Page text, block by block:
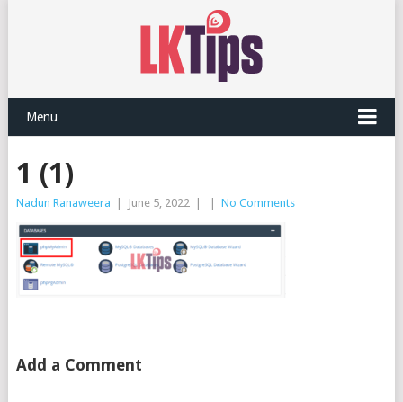
Menu
1 (1)
Nadun Ranaweera June 5, 2022 No Comments
Add a Comment